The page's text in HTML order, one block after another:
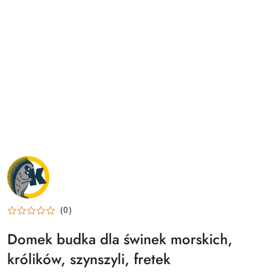
NAZWA
PRODUCENTA:
KRAINA
TUPTUSIA
(0)
Domek budka dla świnek morskich,
królików, szynszyli, fretek